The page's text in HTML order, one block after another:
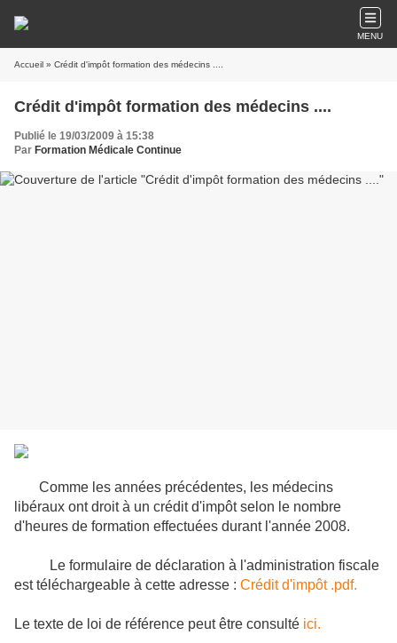
MENU
Accueil » Crédit d'impôt formation des médecins ....
Crédit d'impôt formation des médecins ....
Publié le 19/03/2009 à 15:38
Par Formation Médicale Continue
Comme les années précédentes, les médecins
libéraux ont droit à un crédit d'impôt selon le nombre
d'heures de formation effectuées durant l'année 2008.
Le formulaire de déclaration à l'administration fiscale
est téléchargeable à cette adresse : Crédit d'impôt .pdf.
Le texte de loi de référence peut être consulté ici.